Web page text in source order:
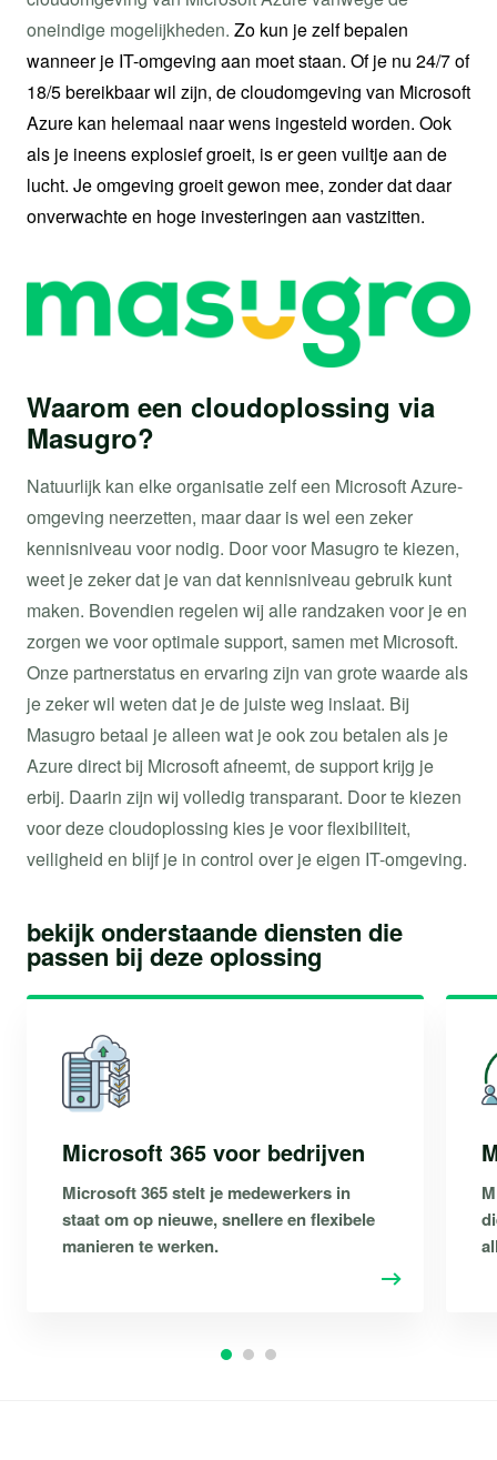
oneindige mogelijkheden. Zo kun je zelf bepalen
wanneer je IT-omgeving aan moet staan. Of je nu 24/7 of
18/5 bereikbaar wil zijn, de cloudomgeving van Microsoft
Azure kan helemaal naar wens ingesteld worden. Ook
als je ineens explosief groeit, is er geen vuiltje aan de
lucht. Je omgeving groeit gewon mee, zonder dat daar
onverwachte en hoge investeringen aan vastzitten.
Waarom een cloudoplossing via
Masugro?
Natuurlijk kan elke organisatie zelf een Microsoft Azure-
omgeving neerzetten, maar daar is wel een zeker
kennisniveau voor nodig. Door voor Masugro te kiezen,
weet je zeker dat je van dat kennisniveau gebruik kunt
maken. Bovendien regelen wij alle randzaken voor je en
zorgen we voor optimale support, samen met Microsoft.
Onze partnerstatus en ervaring zijn van grote waarde als
je zeker wil weten dat je de juiste weg inslaat. Bij
Masugro betaal je alleen wat je ook zou betalen als je
Azure direct bij Microsoft afneemt, de support krijg je
erbij. Daarin zijn wij volledig transparant. Door te kiezen
voor deze cloudoplossing kies je voor flexibiliteit,
veiligheid en blijf je in control over je eigen IT-omgeving.
bekijk onderstaande diensten die
passen bij deze oplossing
Microsoft 365 voor bedrijven
Microsoft 365 stelt je medewerkers in
staat om op nieuwe, snellere en flexibele
manieren te werken.